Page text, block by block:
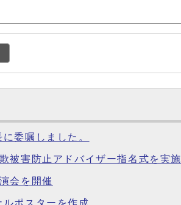
委嘱しました。
被害防止アドバイザー指名式を実施
会を開催
ルポスターを作成